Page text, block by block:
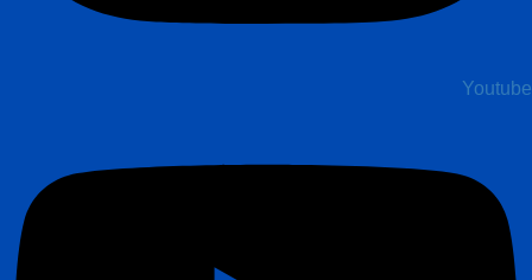
Youtube